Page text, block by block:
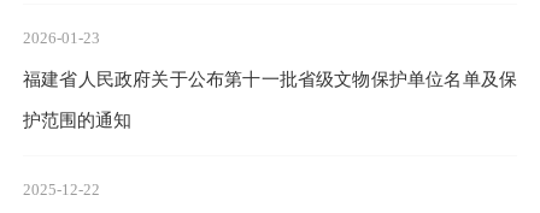
2026-01-23
福建省人民政府关于公布第十一批省级文物保护单位名单及保
护范围的通知
2025-12-22